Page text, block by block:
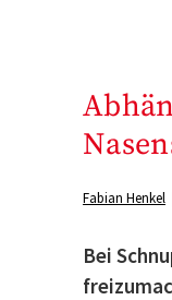
Fabian Henkel
Bei